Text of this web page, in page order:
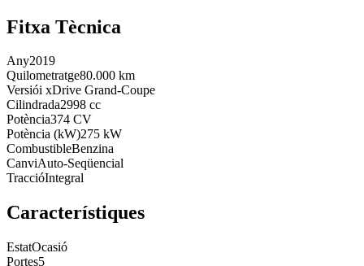
Fitxa Tècnica
Any2019
Quilometratge80.000 km
Versiói xDrive Grand-Coupe
Cilindrada2998 cc
Potència374 CV
Potència (kW)275 kW
CombustibleBenzina
CanviAuto-Seqüencial
TraccióIntegral
Característiques
EstatOcasió
Portes5